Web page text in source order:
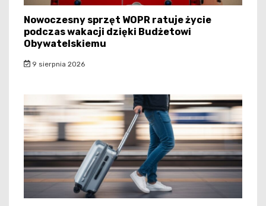
Nowoczesny sprzęt WOPR ratuje życie
podczas wakacji dzięki Budżetowi
Obywatelskiemu
9 sierpnia 2026